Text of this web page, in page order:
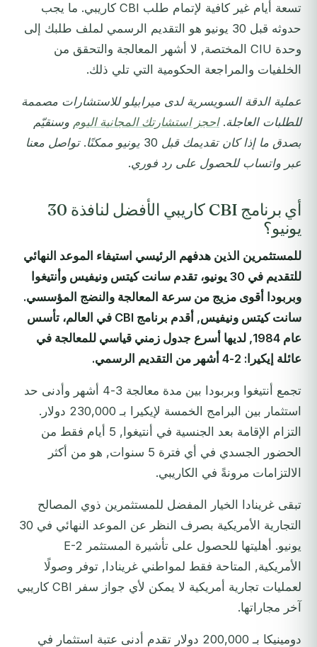
تسعة أيام غير كافية لإتمام طلب CBI كاريبي. ما يجب
حدوثه قبل 30 يونيو هو التقديم الرسمي لملف طلبك إلى
وحدة CIU المختصة, لا أشهر المعالجة والتحقق من
الخلفيات والمراجعة الحكومية التي تلي ذلك.
عملية الدقة السويسرية لدى ميرابيلو للاستشارات مصممة
للطلبات العاجلة.احجز استشارتك المجانية اليوم وسنقيّم
بصدق ما إذا كان تقديمك قبل 30 يونيو ممكنًا. تواصل معنا
عبر واتساب للحصول على رد فوري.
أي برنامج CBI كاريبي الأفضل لنافذة 30
يونيو؟
للمستثمرين الذين هدفهم الرئيسي استيفاء الموعد النهائي
للتقديم في 30 يونيو، تقدم سانت كيتس ونيفيس وأنتيغوا
وبربودا أقوى مزيج من سرعة المعالجة والنضج المؤسسي.
سانت كيتس ونيفيس, أقدم برنامج CBI في العالم، تأسس
عام 1984, لديها أسرع جدول زمني قياسي للمعالجة في
عائلة إيكيرا: 2-4 أشهر من التقديم الرسمي.
تجمع أنتيغوا وبربودا بين مدة معالجة 3-4 أشهر وأدنى حد
استثمار بين البرامج الخمسة لإيكيرا بـ 230,000 دولار.
التزام الإقامة بعد الجنسية في أنتيغوا, 5 أيام فقط من
الحضور الجسدي في أي فترة 5 سنوات, هو من أكثر
الالتزامات مرونةً في الكاريبي.
تبقى غرينادا الخيار المفضل للمستثمرين ذوي المصالح
التجارية الأمريكية بصرف النظر عن الموعد النهائي في 30
يونيو. أهليتها للحصول على تأشيرة المستثمر E-2
الأمريكية, المتاحة فقط لمواطني غرينادا, توفر وصولًا
لعمليات تجارية أمريكية لا يمكن لأي جواز سفر CBI كاريبي
آخر مجاراتها.
دومينيكا بـ 200,000 دولار تقدم أدنى عتبة استثمار في